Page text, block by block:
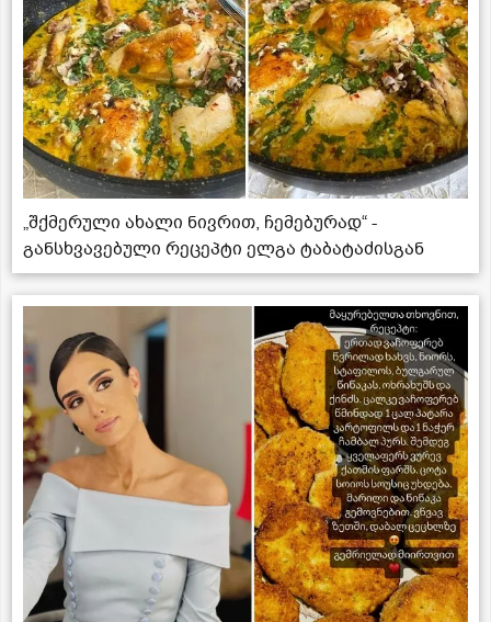
„შქმერული ახალი ნივრით, ჩემებურად“ -
განსხვავებული რეცეპტი ელგა ტაბატაძისგან